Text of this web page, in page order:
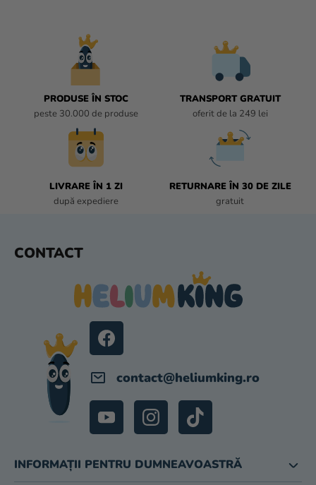
PRODUSE ÎN STOC
peste 30.000 de produse
TRANSPORT GRATUIT
oferit de la 249 lei
LIVRARE ÎN 1 ZI
după expediere
RETURNARE ÎN 30 DE ZILE
gratuit
CONTACT
contact@heliumking.ro
INFORMAȚII PENTRU DUMNEAVOASTRĂ